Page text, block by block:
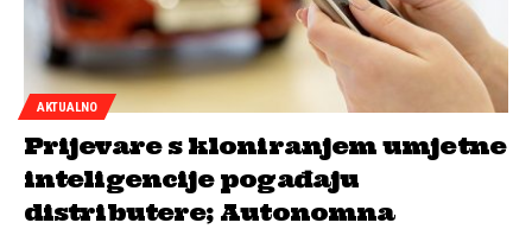
AKTUALNO
Prijevare s kloniranjem umjetne
inteligencije pogađaju
distributere; Autonomna